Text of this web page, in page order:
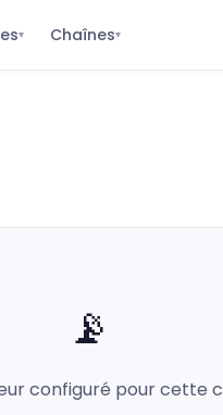
▾ Chaînes▾
📡
configuré pour cette